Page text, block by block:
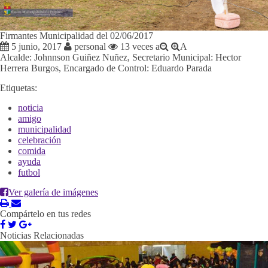
Firmantes Municipalidad del 02/06/2017
5 junio, 2017
personal 13 veces a
A
Alcalde: Johnnson Guiñez Nuñez, Secretario Municipal: Hector
Herrera Burgos, Encargado de Control: Eduardo Parada
Etiquetas:
noticia
amigo
municipalidad
celebración
comida
ayuda
futbol
Ver galería de imágenes
Compártelo en tus redes
Noticias Relacionadas